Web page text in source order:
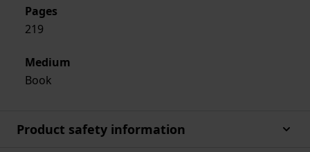
Pages
219
Medium
Book
Product safety information